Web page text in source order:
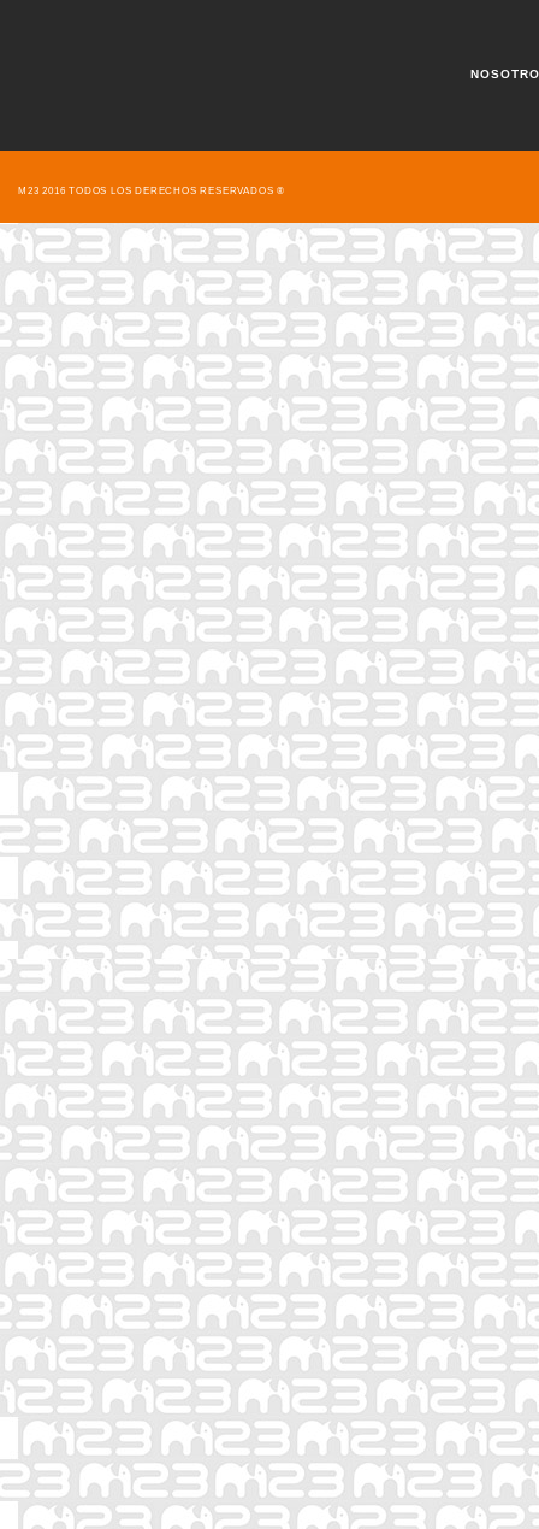
M23 2016 TODOS LOS DERECHOS RESERVADOS ®